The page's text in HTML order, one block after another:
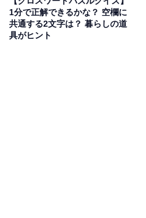
1分で正解できるかな？ 空欄に
共通する2文字は？ 暮らしの道
具がヒント